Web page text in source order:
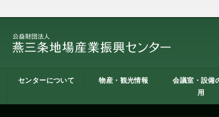
センターについて 物産・観光情報
会議室・設備
用